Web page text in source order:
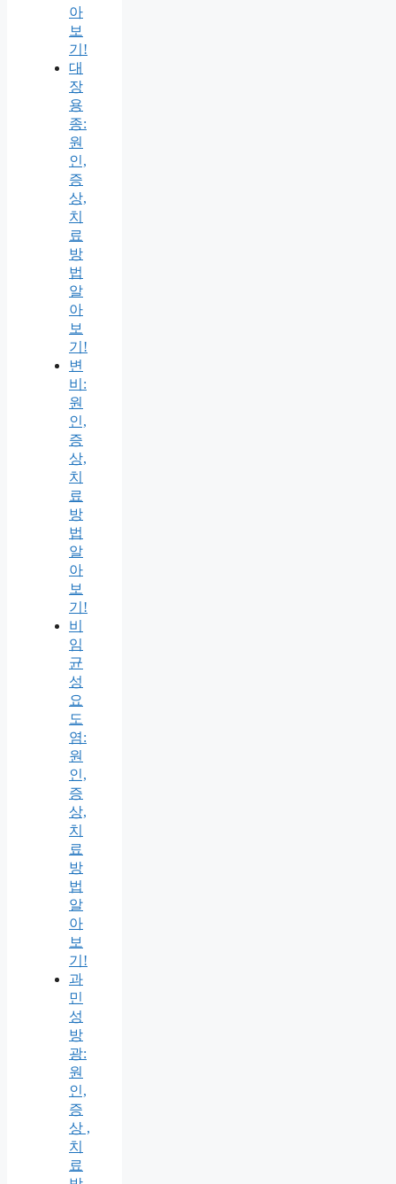
아
보
기!
대
장
용
종:
원
인,
증
상,
치
료
방
법
알
아
보
기!
변
비:
원
인,
증
상,
치
료
방
법
알
아
보
기!
비
임
균
성
요
도
염:
원
인,
증
상,
치
료
방
법
알
아
보
기!
과
민
성
방
광:
원
인,
증
상 ,
치
료